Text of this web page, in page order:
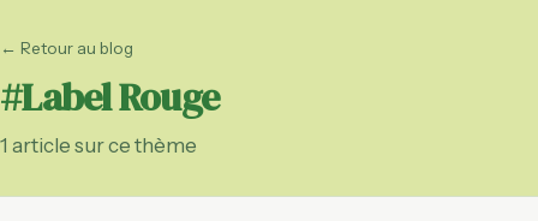
← Retour au blog
#Label Rouge
1 article sur ce thème